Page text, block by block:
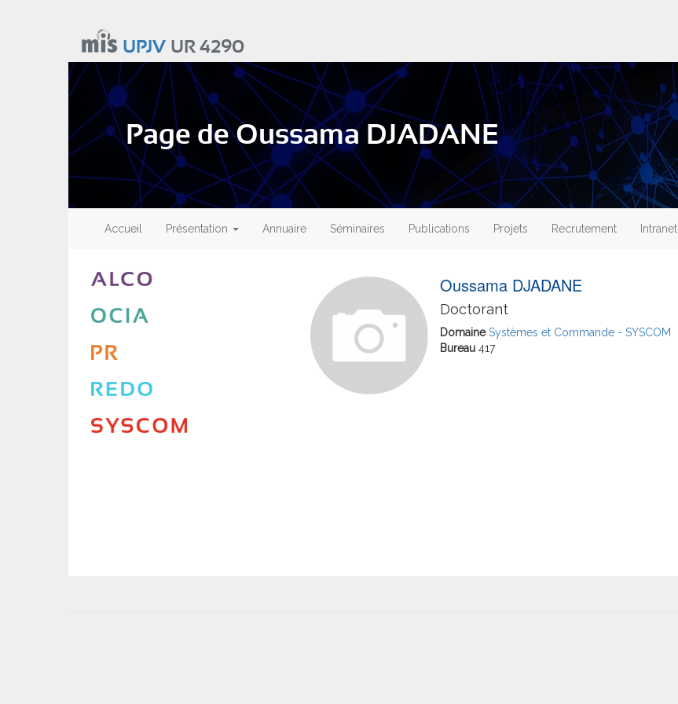
UPJVUR 4290
Page de Oussama DJADANE
Main
navigation
Accueil Présentation Annuaire Séminaires Publications Projets Recrutement Intranet
Oussama DJADANE
Doctorant
DomaineSystèmes et Commande - SYSCOM
Bureau 417